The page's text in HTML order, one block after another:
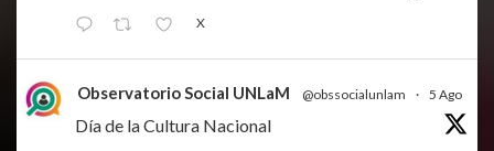
X
Observatorio Social UNLaM @obssocialunlam · 5 Ago
Día de la Cultura Nacional